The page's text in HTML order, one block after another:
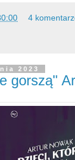
4
2023
gorszą"